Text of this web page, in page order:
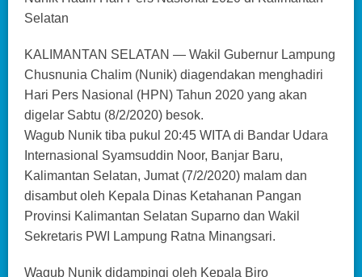
Selatan
KALIMANTAN SELATAN — Wakil Gubernur Lampung
Chusnunia Chalim (Nunik) diagendakan menghadiri
Hari Pers Nasional (HPN) Tahun 2020 yang akan
digelar Sabtu (8/2/2020) besok.
Wagub Nunik tiba pukul 20:45 WITA di Bandar Udara
Internasional Syamsuddin Noor, Banjar Baru,
Kalimantan Selatan, Jumat (7/2/2020) malam dan
disambut oleh Kepala Dinas Ketahanan Pangan
Provinsi Kalimantan Selatan Suparno dan Wakil
Sekretaris PWI Lampung Ratna Minangsari.
Wagub Nunik didampingi oleh Kepala Biro